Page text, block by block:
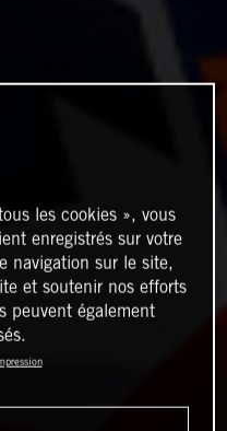
les cookies », vous
enregistrés sur votre
navigation sur le site,
et soutenir nos efforts
peuvent également